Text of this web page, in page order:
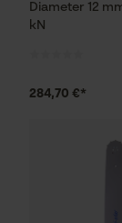
Diameter 12
kN
284,70 €*